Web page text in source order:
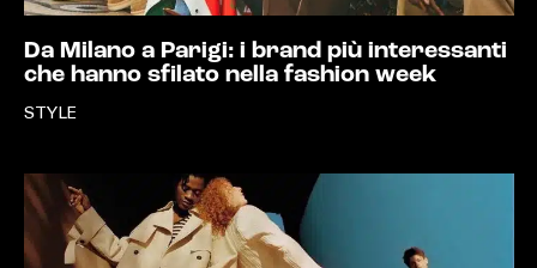
Da Milano a Parigi: i brand più interessanti
che hanno sfilato nella fashion week
STYLE